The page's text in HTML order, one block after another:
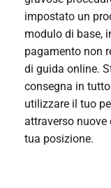
impostato un
modulo di base,
pagamento non
di guida online.
consegna in
utilizzare il tuo
attraverso nuove
tua posizione.